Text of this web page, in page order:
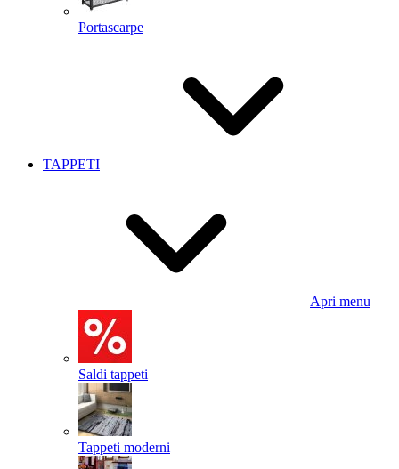
Portascarpe
TAPPETI
Apri menu
Saldi tappeti
Tappeti moderni